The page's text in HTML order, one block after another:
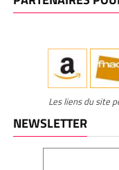
Les liens du site
NEWSLETTER